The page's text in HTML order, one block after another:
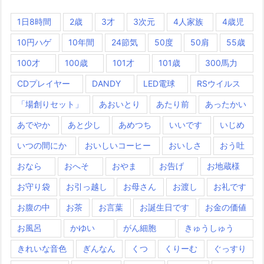
1日8時間 2歳 3才 3次元 4人家族 4歳児
10円ハゲ 10年間 24節気 50度 50肩 55歳
100才 100歳 101才 101歳 300馬力
CDプレイヤー DANDY LED電球 RSウイルス
「場創りセット」 あおいとり あたり前 あったかい
あでやか あと少し あめつち いいです いじめ
いつの間にか おいしいコーヒー おいしさ おう吐
おなら おへそ おやま お告げ お地蔵様
お守り袋 お引っ越し お母さん お渡し お礼です
お腹の中 お茶 お言葉 お誕生日です お金の価値
お風呂 かゆい がん細胞 きゅうしゅう
きれいな音色 ぎんなん くつ くりーむ ぐっすり